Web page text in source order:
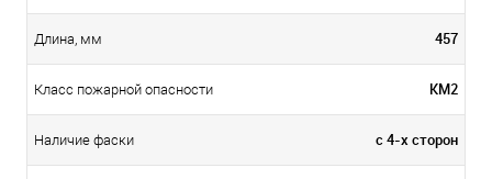
Длина, мм 457
Класс пожарной опасности КМ2
Наличие фаски с 4-х сторон